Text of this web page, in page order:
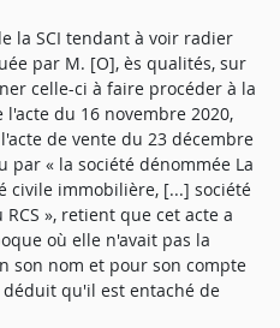
la SCI tendant à voir radier
par M. [O], ès qualités, sur
celle-ci à faire procéder à la
du 16 novembre 2020,
de vente du 23 décembre
« la société dénommée La
civile immobilière, [...] société
», retient que cet acte a
où elle n'avait pas la
son nom et pour son compte
qu'il est entaché de